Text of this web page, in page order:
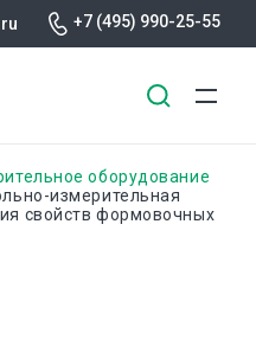
+7 (495) 990-25-55
оборудование
измерительная
свойств формовочных